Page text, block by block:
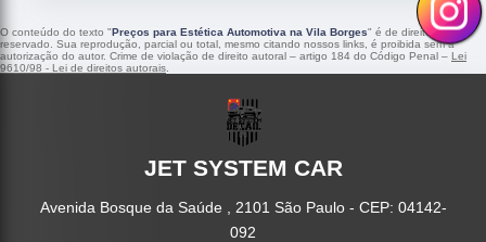
O conteúdo do texto "Preços para Estética Automotiva na Vila Borges" é de direito
reservado. Sua reprodução, parcial ou total, mesmo citando nossos links, é proibida sem a
autorização do autor. Crime de violação de direito autoral – artigo 184 do Código Penal – Lei
9610/98 - Lei de direitos autorais
JET SYSTEM CAR
Avenida Bosque da Saúde , 2101 São Paulo - CEP: 04142-
092